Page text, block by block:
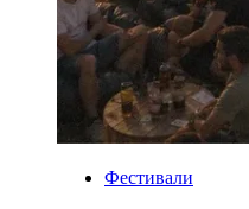
Фестивали